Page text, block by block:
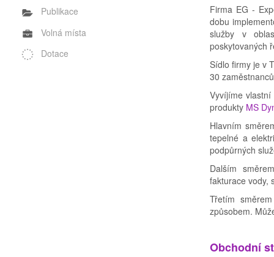
Publikace
Volná místa
Dotace
Firma EG -
dobu
služby v
poskytovaných
Sídlo firmy je v
30
Vyvíjíme
produkty MS
Hlavním
tepelné a
podpůrných
Dalším
fakturace vody,
Třetím
způsobem.
Obchodní